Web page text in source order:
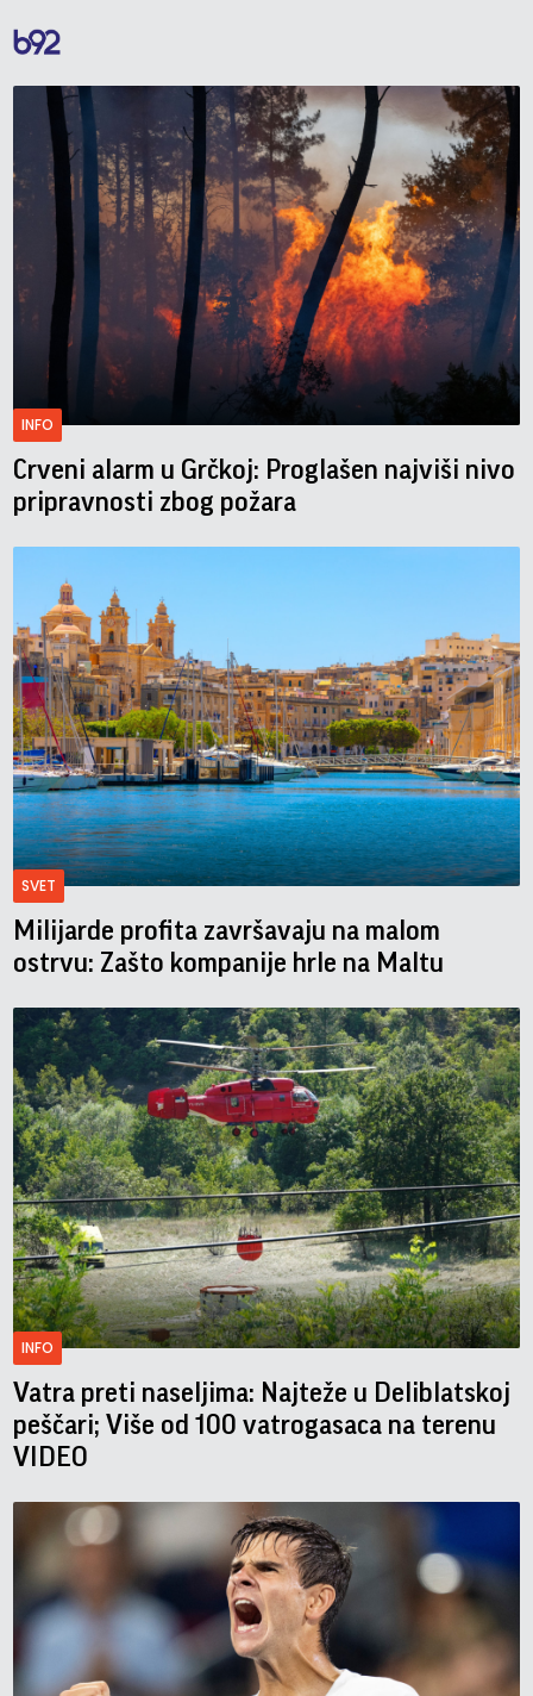
INFO
Crveni alarm u Grčkoj: Proglašen najviši nivo
pripravnosti zbog požara
SVET
Milijarde profita završavaju na malom
ostrvu: Zašto kompanije hrle na Maltu
INFO
Vatra preti naseljima: Najteže u Deliblatskoj
peščari; Više od 100 vatrogasaca na terenu
VIDEO